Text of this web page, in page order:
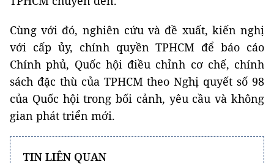
Cùng với đó, nghiên cứu và đề xuất, kiến nghị
với cấp ủy, chính quyền TPHCM để báo cáo
Chính phủ, Quốc hội điều chỉnh cơ chế, chính
sách đặc thù của TPHCM theo Nghị quyết số 98
của Quốc hội trong bối cảnh, yêu cầu và không
gian phát triển mới.
TIN LIÊN QUAN